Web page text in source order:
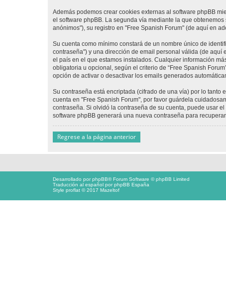
Además podemos crear cookies externas al software phpBB
el software phpBB. La segunda vía mediante la que
anónimos"), su registro en "Free Spanish Forum" (de aquí en
Su cuenta como mínimo constará de un nombre único de
contraseña") y una dirección de email personal válida (de aquí
el país en el que estamos instalados. Cualquier información
obligatoria u opcional, según el criterio de “Free Spanish
opción de activar o desactivar los emails generados
Su contraseña está encriptada (cifrado de una vía) por lo
cuenta en "Free Spanish Forum", por favor guárdela
contraseña. Si olvidó la contraseña de su cuenta, puede usar
software phpBB generará una nueva contraseña para
Regrese a la página anterior
Desarrollado porphpBB® Forum Software © phpBB Limited
Traducción al español porphpBB España
Style proflat © 2017 Mazeltof